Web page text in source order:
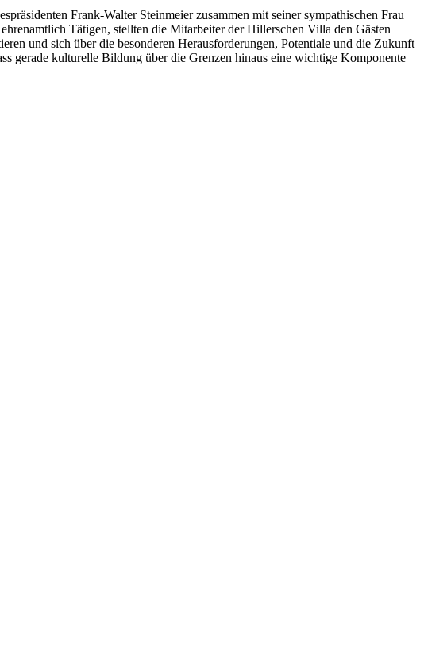
Frank-Walter Steinmeier zusammen mit seiner sympathischen Frau
Tätigen, stellten die Mitarbeiter der Hillerschen Villa den Gästen
und sich über die besonderen Herausforderungen, Potentiale und die Zukunft
gerade kulturelle Bildung über die Grenzen hinaus eine wichtige Komponente